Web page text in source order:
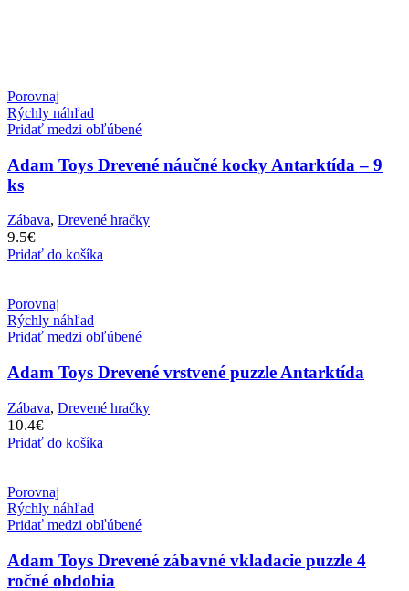
Porovnaj
Rýchly náhľad
Pridať medzi obľúbené
Adam Toys Drevené náučné kocky Antarktída – 9
ks
Zábava, Drevené hračky
9.5€
Pridať do košíka
Porovnaj
Rýchly náhľad
Pridať medzi obľúbené
Adam Toys Drevené vrstvené puzzle Antarktída
Zábava, Drevené hračky
10.4€
Pridať do košíka
Porovnaj
Rýchly náhľad
Pridať medzi obľúbené
Adam Toys Drevené zábavné vkladacie puzzle 4
ročné obdobia